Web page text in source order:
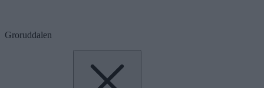
Groruddalen